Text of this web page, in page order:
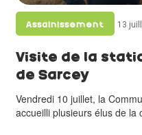
Assainissement 13
Visite de la
de Sarcey
Vendredi 10 juillet, la
accueilli plusieurs élus de la